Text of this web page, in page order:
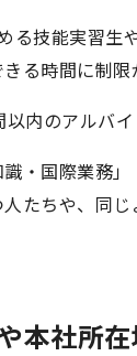
る技能実習生
る時間に制限
内のアルバイ
・国際業務」
たちや、同
本社所